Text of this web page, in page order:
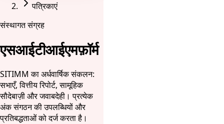
पत्रिकाएं
संस्थागत संग्रह
एसआईटीआईएमफ़ॉर्म
SITIMM का अर्धवार्षिक संकलन:
सभाएँ, वित्तीय रिपोर्ट, सामूहिक
सौदेबाज़ी और जवाबदेही। प्रत्येक
अंक संगठन की उपलब्धियों और
प्रतिबद्धताओं को दर्ज करता है।